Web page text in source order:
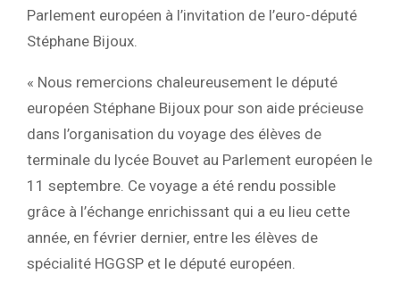
Parlement européen à l’invitation de l’euro-député
Stéphane Bijoux.
« Nous remercions chaleureusement le député
européen Stéphane Bijoux pour son aide précieuse
dans l’organisation du voyage des élèves de
terminale du lycée Bouvet au Parlement européen le
11 septembre. Ce voyage a été rendu possible
grâce à l’échange enrichissant qui a eu lieu cette
année, en février dernier, entre les élèves de
spécialité HGGSP et le député européen.